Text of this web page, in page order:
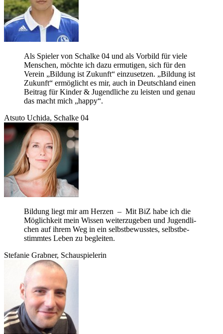
Als Spie­ler von Schalke 04 und als Vor­bild für viele
Men­schen, möchte ich dazu ermu­ti­gen, sich für den
Ver­ein „Bil­dung ist Zukunft“ ein­zu­set­zen. „Bil­dung ist
Zukunft“ ermög­licht es mir, auch in Deutsch­land einen
Bei­trag für Kin­der & Jugend­li­che zu leis­ten und genau
das macht mich „happy“.
Atsuto Uchida, Schalke 04
Bil­dung liegt mir am Her­zen – Mit BiZ habe ich die
Mög­lich­keit mein Wis­sen wei­ter­zu­ge­ben und Jugend­li­
chen auf ihrem Weg in ein selbst­be­wuss­tes, selbst­be­
stimm­tes Leben zu begleiten.
Ste­fa­nie Grab­ner, Schauspielerin